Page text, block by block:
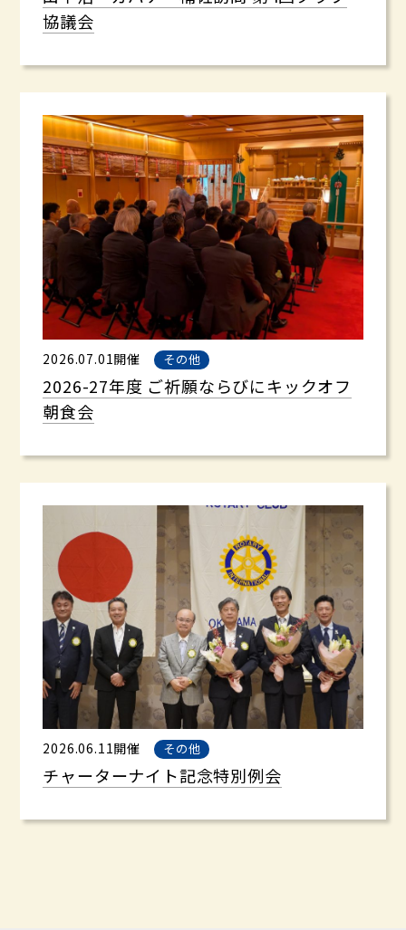
協議会
2026.07.01開催 その他
2026-27年度 ご祈願ならびにキックオフ
朝食会
2026.06.11開催 その他
チャーターナイト記念特別例会